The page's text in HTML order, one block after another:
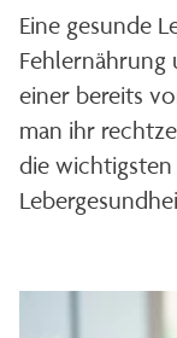
Eine gesunde
Fehlernährung
einer bereits
man ihr
die